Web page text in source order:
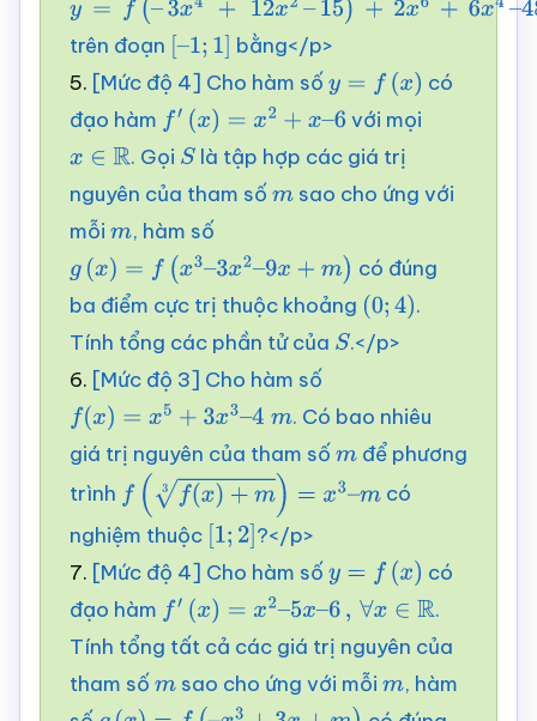
y =f( –
3x4 +12x2 –
15 )+2x6+6 x4 –
48x 2
trên đoạn [–1;1 ] bằng</p>
5. [Mức độ 4] Cho hàm số y =f( x )
có
đạo hàm f′( x)= x2 +x–6
với mọi
x∈R . Gọi S là tập hợp các giá trị
nguyên của tham số msao cho ứng với
mỗi m, hàm số
g (x)=f( x3 –3x2–9x+m )
có đúng
ba điểm cực trị thuộc khoảng (0; 4).
Tính tổng các phần tử của S.</p>
6. [Mức độ 3] Cho hàm số
f(x)= x5 +3 x3 –4m
. Có bao nhiêu
giá trị nguyên của tham số mđể phương
trình f( f (x)+m3) =x3–m
có
nghiệm thuộc [1;2] ?</p>
7. [Mức độ 4] Cho hàm số y =f( x )
có
đạo hàm f′( x)= x2 –5x–6,∀x ∈R
.
Tính tổng tất cả các giá trị nguyên của
tham số msao cho ứng với mỗi m, hàm